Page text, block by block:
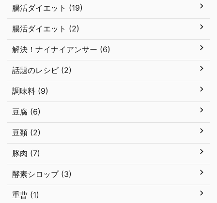
腸活ダイエット (19)
腸活ダイエット (2)
解決！ナイナイアンサー (6)
話題のレシピ (2)
調味料 (9)
豆腐 (6)
豆類 (2)
豚肉 (7)
酵素シロップ (3)
重曹 (1)